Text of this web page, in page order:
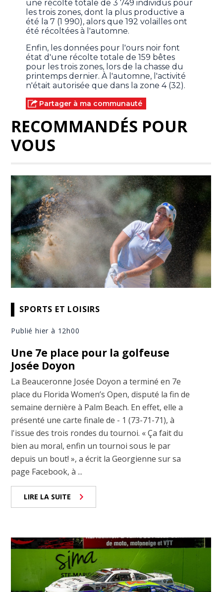
une récolte totale de 3 749 individus pour
les trois zones, dont la plus productive a
été la 7 (1 990), alors que 192 volailles ont
été récoltées à l'automne.
Enfin, les données pour l'ours noir font
état d'une récolte totale de 159 bêtes
pour les trois zones, lors de la chasse du
printemps dernier. À l'automne, l'activité
n'était autorisée que dans la zone 4 (32).
Partager à ma communauté
RECOMMANDÉS POUR
VOUS
SPORTS ET LOISIRS
Publié hier à 12h00
Une 7e place pour la golfeuse
Josée Doyon
La Beauceronne Josée Doyon a terminé en 7e
place du Florida Women’s Open, disputé la fin de
semaine dernière à Palm Beach. En effet, elle a
présenté une carte finale de - 1 (73-71-71), à
l'issue des trois rondes du tournoi. « Ça fait du
bien au moral, enfin un tournoi sous le par
depuis un bout! », a écrit la Georgienne sur sa
page Facebook, à ...
LIRE LA SUITE